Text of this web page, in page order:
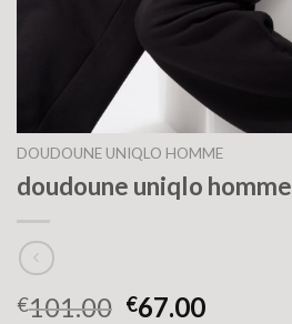
DOUDOUNE UNIQLO HOMME
doudoune uniqlo homme
€101.00 €67.00